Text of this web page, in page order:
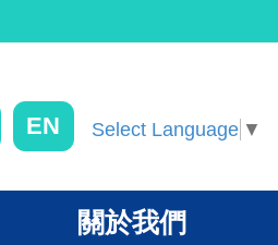
EN Select Language ▼
關於我們